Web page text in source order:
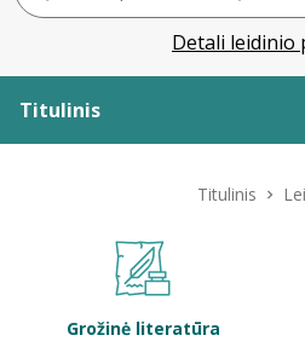
Detali leidinio
Titulinis
Titulinis
Grožinė literatūra